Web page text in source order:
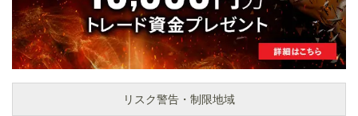
リスク警告・制限地域